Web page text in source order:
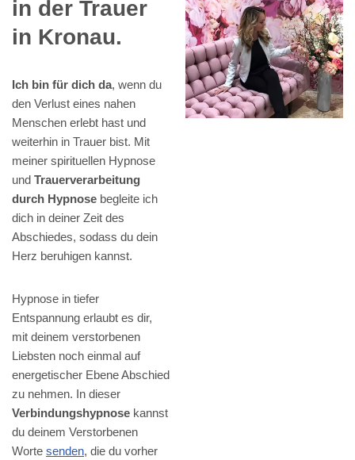
in der Trauer
in Kronau.
Ich bin für dich da, wenn du
den Verlust eines nahen
Menschen erlebt hast und
weiterhin in Trauer bist. Mit
meiner spirituellen Hypnose
und Trauerverarbeitung
durch Hypnose begleite ich
dich in deiner Zeit des
Abschiedes, sodass du dein
Herz beruhigen kannst.
Hypnose in tiefer
Entspannung erlaubt es dir,
mit deinem verstorbenen
Liebsten noch einmal auf
energetischer Ebene Abschied
zu nehmen. In dieser
Verbindungshypnose kannst
du deinem Verstorbenen
Worte senden, die du vorher